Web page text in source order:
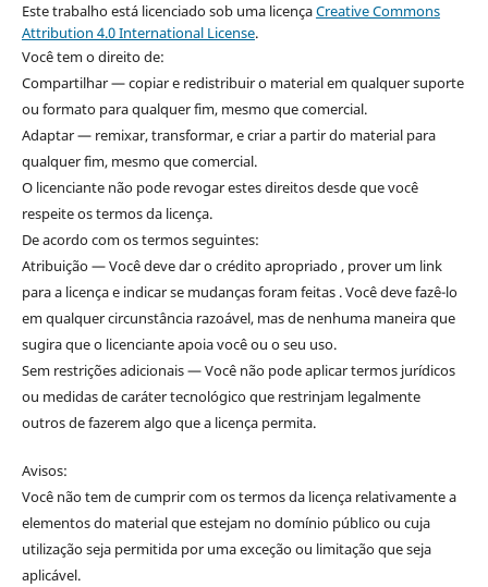
Este trabalho está licenciado sob uma licençaCreative Commons
Attribution 4.0 International License.
Você tem o direito de:
Compartilhar — copiar e redistribuir o material em qualquer suporte
ou formato para qualquer fim, mesmo que comercial.
Adaptar — remixar, transformar, e criar a partir do material para
qualquer fim, mesmo que comercial.
O licenciante não pode revogar estes direitos desde que você
respeite os termos da licença.
De acordo com os termos seguintes:
Atribuição — Você deve dar o crédito apropriado , prover um link
para a licença e indicar se mudanças foram feitas . Você deve fazê-lo
em qualquer circunstância razoável, mas de nenhuma maneira que
sugira que o licenciante apoia você ou o seu uso.
Sem restrições adicionais — Você não pode aplicar termos jurídicos
ou medidas de caráter tecnológico que restrinjam legalmente
outros de fazerem algo que a licença permita.
Avisos:
Você não tem de cumprir com os termos da licença relativamente a
elementos do material que estejam no domínio público ou cuja
utilização seja permitida por uma exceção ou limitação que seja
aplicável.